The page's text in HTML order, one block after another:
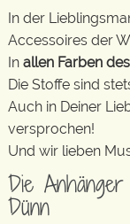
In der
Accessoires der
In allen Farben
Die Stoffe sind
Auch in Deiner
versprochen!
Und wir lieben
Die
Dünn